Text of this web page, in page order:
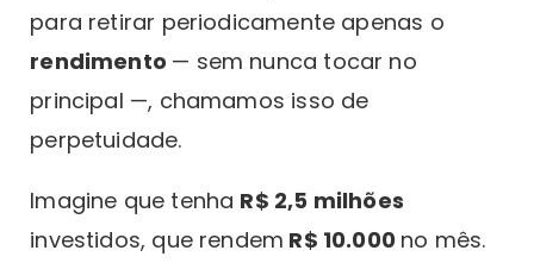
para retirar periodicamente apenas o
rendimento — sem nunca tocar no
principal —, chamamos isso de
perpetuidade.
Imagine que tenha R$ 2,5 milhões
investidos, que rendem R$ 10.000 no mês.